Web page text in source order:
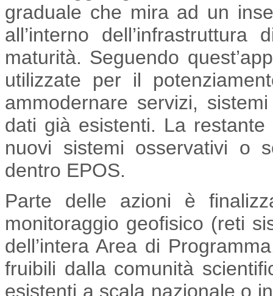
graduale che mira ad un
all’interno
maturità. Seguendo
utilizzate per il
ammodernare servizi,
dati già esistenti. La
nuovi sistemi osservativi o
dentro EPOS.
Parte delle azioni è
monitoraggio geofisico (reti
dell’intera Area di
fruibili dalla comunità
esistenti a scala nazionale o